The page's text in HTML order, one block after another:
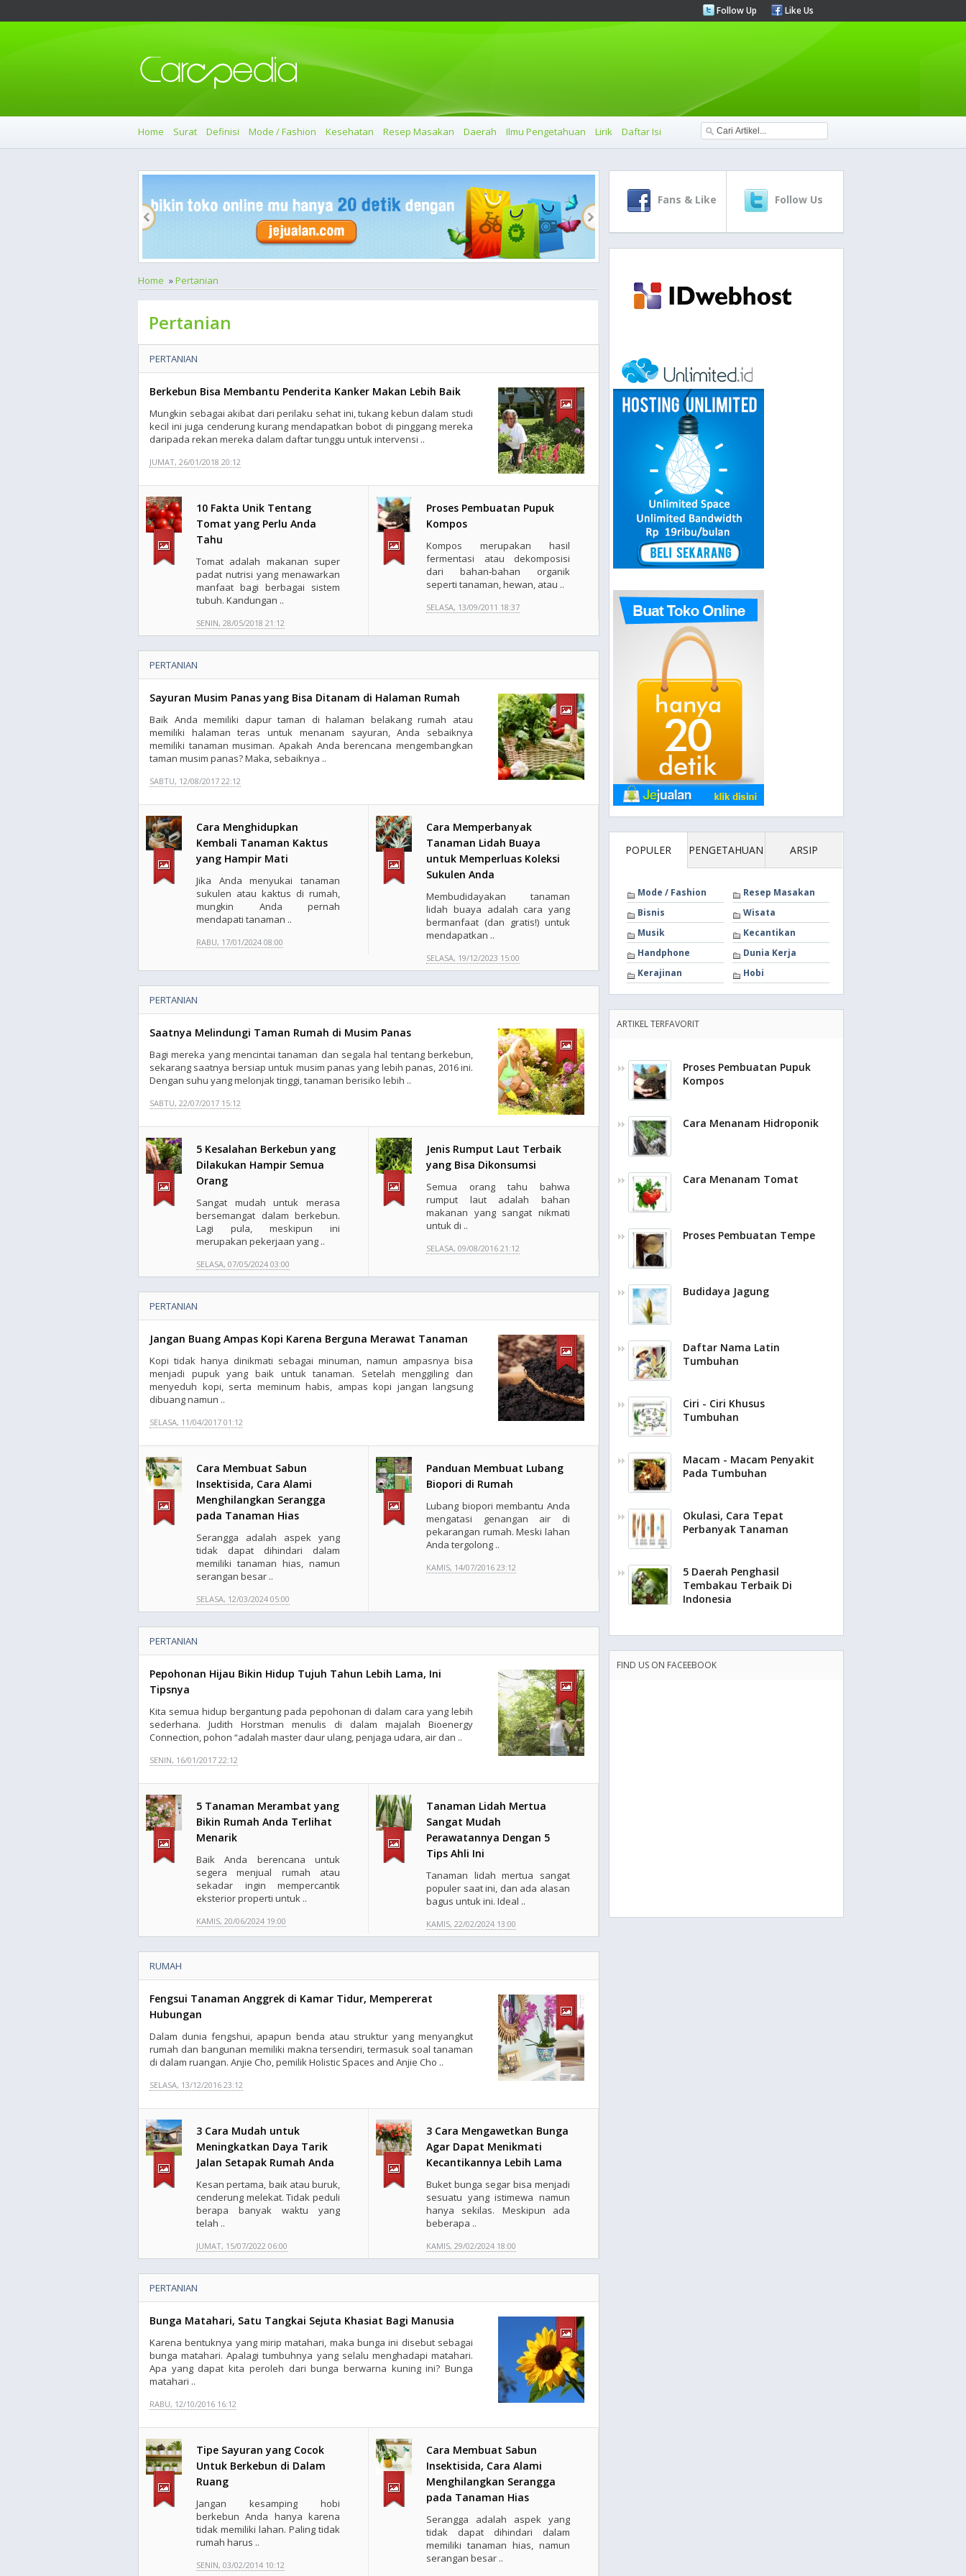
Follow Up Like Us
Home Surat Definisi Mode / Fashion Kesehatan Resep Masakan Daerah Ilmu Pengetahuan Lirik Daftar Isi
Home »Pertanian
Pertanian
PERTANIAN
Berkebun Bisa Membantu Penderita Kanker Makan Lebih Baik
Mungkin sebagai akibat dari perilaku sehat ini, tukang kebun dalam studi
kecil ini juga cenderung kurang mendapatkan bobot di pinggang mereka
daripada rekan mereka dalam daftar tunggu untuk intervensi ..
JUMAT, 26/01/2018 20:12
10 Fakta Unik Tentang
Tomat yang Perlu Anda
Tahu
Tomat adalah makanan super
padat nutrisi yang menawarkan
manfaat bagi berbagai sistem
tubuh. Kandungan ..
SENIN, 28/05/2018 21:12
Proses Pembuatan Pupuk
Kompos
Kompos merupakan hasil
fermentasi atau dekomposisi
dari bahan-bahan organik
seperti tanaman, hewan, atau ..
SELASA, 13/09/2011 18:37
PERTANIAN
Sayuran Musim Panas yang Bisa Ditanam di Halaman Rumah
Baik Anda memiliki dapur taman di halaman belakang rumah atau
memiliki halaman teras untuk menanam sayuran, Anda sebaiknya
memiliki tanaman musiman. Apakah Anda berencana mengembangkan
taman musim panas? Maka, sebaiknya ..
SABTU, 12/08/2017 22:12
Cara Menghidupkan
Kembali Tanaman Kaktus
yang Hampir Mati
Jika Anda menyukai tanaman
sukulen atau kaktus di rumah,
mungkin Anda pernah
mendapati tanaman ..
RABU, 17/01/2024 08:00
Cara Memperbanyak
Tanaman Lidah Buaya
untuk Memperluas Koleksi
Sukulen Anda
Membudidayakan tanaman
lidah buaya adalah cara yang
bermanfaat (dan gratis!) untuk
mendapatkan ..
SELASA, 19/12/2023 15:00
PERTANIAN
Saatnya Melindungi Taman Rumah di Musim Panas
Bagi mereka yang mencintai tanaman dan segala hal tentang berkebun,
sekarang saatnya bersiap untuk musim panas yang lebih panas, 2016 ini.
Dengan suhu yang melonjak tinggi, tanaman berisiko lebih ..
SABTU, 22/07/2017 15:12
5 Kesalahan Berkebun yang
Dilakukan Hampir Semua
Orang
Sangat mudah untuk merasa
bersemangat dalam berkebun.
Lagi pula, meskipun ini
merupakan pekerjaan yang ..
SELASA, 07/05/2024 03:00
Jenis Rumput Laut Terbaik
yang Bisa Dikonsumsi
Semua orang tahu bahwa
rumput laut adalah bahan
makanan yang sangat nikmati
untuk di ..
SELASA, 09/08/2016 21:12
PERTANIAN
Jangan Buang Ampas Kopi Karena Berguna Merawat Tanaman
Kopi tidak hanya dinikmati sebagai minuman, namun ampasnya bisa
menjadi pupuk yang baik untuk tanaman. Setelah menggiling dan
menyeduh kopi, serta meminum habis, ampas kopi jangan langsung
dibuang namun ..
SELASA, 11/04/2017 01:12
Cara Membuat Sabun
Insektisida, Cara Alami
Menghilangkan Serangga
pada Tanaman Hias
Serangga adalah aspek yang
tidak dapat dihindari dalam
memiliki tanaman hias, namun
serangan besar ..
SELASA, 12/03/2024 05:00
Panduan Membuat Lubang
Biopori di Rumah
Lubang biopori membantu Anda
mengatasi genangan air di
pekarangan rumah. Meski lahan
Anda tergolong ..
KAMIS, 14/07/2016 23:12
PERTANIAN
Pepohonan Hijau Bikin Hidup Tujuh Tahun Lebih Lama, Ini
Tipsnya
Kita semua hidup bergantung pada pepohonan di dalam cara yang lebih
sederhana. Judith Horstman menulis di dalam majalah Bioenergy
Connection, pohon “adalah master daur ulang, penjaga udara, air dan ..
SENIN, 16/01/2017 22:12
5 Tanaman Merambat yang
Bikin Rumah Anda Terlihat
Menarik
Baik Anda berencana untuk
segera menjual rumah atau
sekadar ingin mempercantik
eksterior properti untuk ..
KAMIS, 20/06/2024 19:00
Tanaman Lidah Mertua
Sangat Mudah
Perawatannya Dengan 5
Tips Ahli Ini
Tanaman lidah mertua sangat
populer saat ini, dan ada alasan
bagus untuk ini. Ideal ..
KAMIS, 22/02/2024 13:00
RUMAH
Fengsui Tanaman Anggrek di Kamar Tidur, Mempererat
Hubungan
Dalam dunia fengshui, apapun benda atau struktur yang menyangkut
rumah dan bangunan memiliki makna tersendiri, termasuk soal tanaman
di dalam ruangan. Anjie Cho, pemilik Holistic Spaces and Anjie Cho ..
SELASA, 13/12/2016 23:12
3 Cara Mudah untuk
Meningkatkan Daya Tarik
Jalan Setapak Rumah Anda
Kesan pertama, baik atau buruk,
cenderung melekat. Tidak peduli
berapa banyak waktu yang
telah ..
JUMAT, 15/07/2022 06:00
3 Cara Mengawetkan Bunga
Agar Dapat Menikmati
Kecantikannya Lebih Lama
Buket bunga segar bisa menjadi
sesuatu yang istimewa namun
hanya sekilas. Meskipun ada
beberapa ..
KAMIS, 29/02/2024 18:00
PERTANIAN
Bunga Matahari, Satu Tangkai Sejuta Khasiat Bagi Manusia
Karena bentuknya yang mirip matahari, maka bunga ini disebut sebagai
bunga matahari. Apalagi tumbuhnya yang selalu menghadapi matahari.
Apa yang dapat kita peroleh dari bunga berwarna kuning ini? Bunga
matahari ..
RABU, 12/10/2016 16:12
Tipe Sayuran yang Cocok
Untuk Berkebun di Dalam
Ruang
Jangan kesamping hobi
berkebun Anda hanya karena
tidak memiliki lahan. Paling tidak
rumah harus ..
SENIN, 03/02/2014 10:12
Cara Membuat Sabun
Insektisida, Cara Alami
Menghilangkan Serangga
pada Tanaman Hias
Serangga adalah aspek yang
tidak dapat dihindari dalam
memiliki tanaman hias, namun
serangan besar ..
Fans & Like Follow Us
POPULER PENGETAHUAN ARSIP
Mode / Fashion
Resep Masakan
Bisnis
Wisata
Musik
Kecantikan
Handphone
Dunia Kerja
Kerajinan
Hobi
ARTIKEL TERFAVORIT
Proses Pembuatan Pupuk
Kompos
Cara Menanam Hidroponik
Cara Menanam Tomat
Proses Pembuatan Tempe
Budidaya Jagung
Daftar Nama Latin
Tumbuhan
Ciri - Ciri Khusus
Tumbuhan
Macam - Macam Penyakit
Pada Tumbuhan
Okulasi, Cara Tepat
Perbanyak Tanaman
5 Daerah Penghasil
Tembakau Terbaik Di
Indonesia
FIND US ON FACEEBOOK